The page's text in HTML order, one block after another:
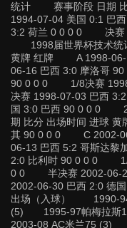
统计 赛事阶段 日期
1994-07-04 美国 0:1
3:2 荷兰 0 0 0 0 决赛
1998届世界杯技术统
黄牌 红牌 A 1998-06-
06-16 巴西 3:0 摩洛哥
90 0 0 0 1/8决赛
决赛 1998-07-03 巴西
国 3:0 巴西 90 0 0 0
期 比分 出场时间 进球
其 90 0 0 0 C 2002-
06-13 巴西 5:2 哥斯达
2:0 比利时 90 0 0 0 1/
0 0 半决赛 2002-06-
2002-06-30 巴西 2:0
出场（入球） 1990-
(5) 1995-97帕梅拉
2003-08 AC米兰75 (3)